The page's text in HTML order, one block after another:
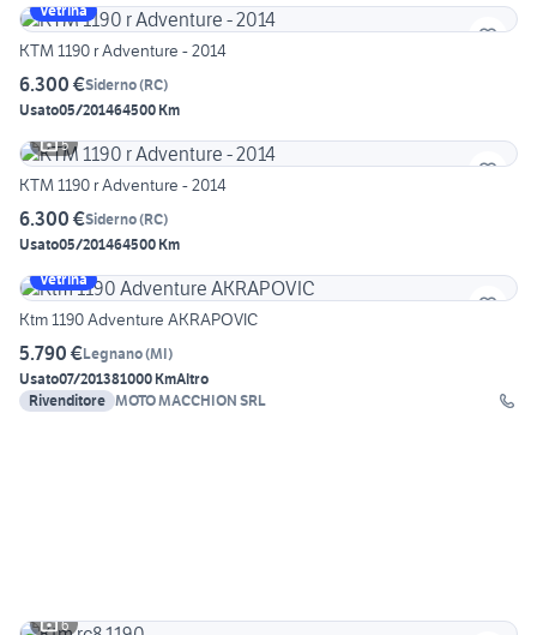
Vetrina
KTM 1190 r Adventure - 2014
6.300 €Siderno(RC)
Usato05/201464500 Km
5
KTM 1190 r Adventure - 2014
6.300 €Siderno(RC)
Usato05/201464500 Km
Vetrina
Ktm 1190 Adventure AKRAPOVIC
5.790 €Legnano(MI)
Usato07/201381000 KmAltro
Rivenditore MOTO MACCHION SRL
6